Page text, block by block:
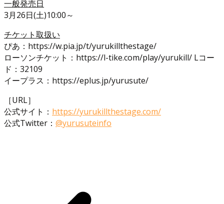
一般発売日
3月26日(土)10:00～
チケット取扱い
ぴあ：https://w.pia.jp/t/yurukillthestage/
ローソンチケット：https://l-tike.com/play/yurukill/ Lコー
ド：32109
イープラス：https://eplus.jp/yurusute/
［URL］
公式サイト： https://yurukillthestage.com/
公式Twitter： @yurusuteinfo